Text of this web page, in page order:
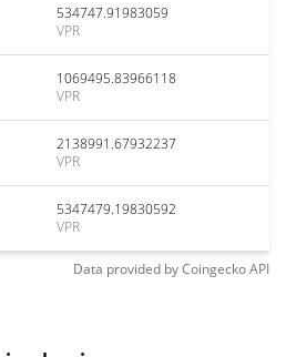
534747.91983059
VPR
1069495.83966118
VPR
2138991.67932237
VPR
5347479.19830592
VPR
Data provided byCoingeckoAPI